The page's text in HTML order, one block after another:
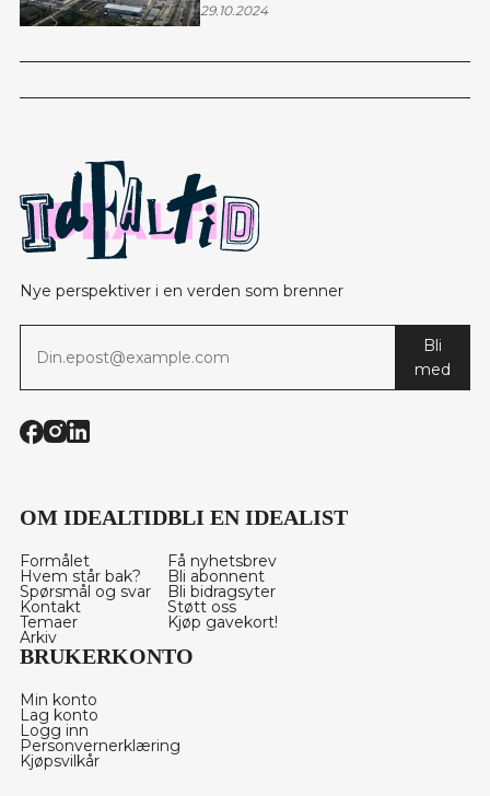
29.10.2024
Nye perspektiver i en verden som brenner
Bli
med
OM IDEALTID
Formålet
Hvem står bak?
Spørsmål og svar
Kontakt
Temaer
Arkiv
BLI EN IDEALIST
Få nyhetsbrev
Bli abonnent
Bli bidragsyter
Støtt oss
Kjøp gavekort!
BRUKERKONTO
Min konto
Lag konto
Logg inn
Personvernerklæring
Kjøpsvilkår